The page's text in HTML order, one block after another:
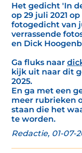
Het gedicht 'In
op 29 juli 2021
fotogedicht van
verrassende
en Dick
Ga fluks naar
kijk uit naar dit
2025.
En ga met een
meer rubrieken
staan die het
te worden.
Redactie, 01-07-